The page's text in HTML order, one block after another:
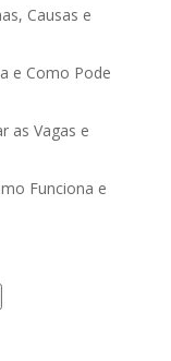
Causas e
e Como Pode
as Vagas e
Funciona e